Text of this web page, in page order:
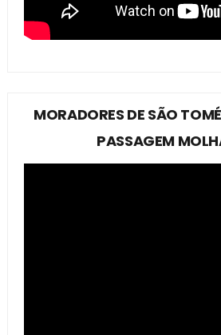
MORADORES DE SÃO
PASSAGEM